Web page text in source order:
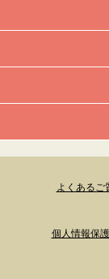
よくあるご
個人情報保